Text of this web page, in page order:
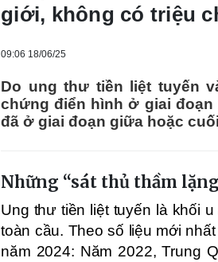
giới, không có triệu
09:06 18/06/25
Do ung thư tiền liệt tuyến
chứng điển hình ở giai đoạn
đã ở giai đoạn giữa hoặc
Những “sát thủ thầm
Ung thư tiền liệt tuyến là khối
toàn cầu. Theo số liệu mới
năm 2024: Năm 2022, Trung